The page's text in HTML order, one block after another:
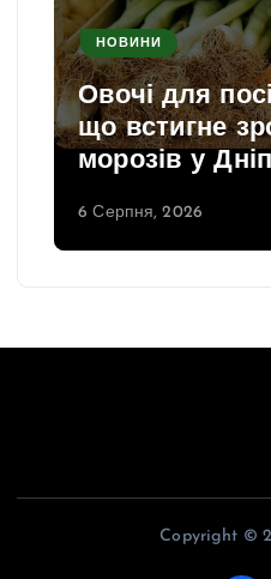
НОВИНИ
Овочі для
що встигне
морозів у
6 Серпня, 2026
Copyright ©